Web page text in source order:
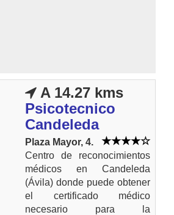
A 14.27 kms
Psicotecnico
Candeleda
Plaza Mayor, 4.
Centro de reconocimientos
médicos en Candeleda
(Ávila) donde puede obtener
el certificado médico
necesario para la